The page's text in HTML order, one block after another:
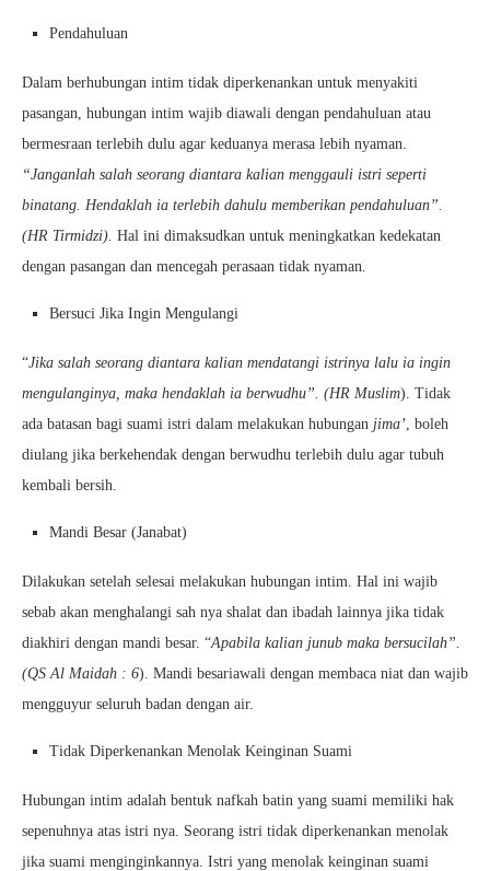
Pendahuluan
Dalam berhubungan intim tidak diperkenankan untuk menyakiti
pasangan, hubungan intim wajib diawali dengan pendahuluan atau
bermesraan terlebih dulu agar keduanya merasa lebih nyaman.
“Janganlah salah seorang diantara kalian menggauli istri seperti
binatang. Hendaklah ia terlebih dahulu memberikan pendahuluan”.
(HR Tirmidzi). Hal ini dimaksudkan untuk meningkatkan kedekatan
dengan pasangan dan mencegah perasaan tidak nyaman.
Bersuci Jika Ingin Mengulangi
“Jika salah seorang diantara kalian mendatangi istrinya lalu ia ingin
mengulanginya, maka hendaklah ia berwudhu”. (HR Muslim). Tidak
ada batasan bagi suami istri dalam melakukan hubungan jima’, boleh
diulang jika berkehendak dengan berwudhu terlebih dulu agar tubuh
kembali bersih.
Mandi Besar (Janabat)
Dilakukan setelah selesai melakukan hubungan intim. Hal ini wajib
sebab akan menghalangi sah nya shalat dan ibadah lainnya jika tidak
diakhiri dengan mandi besar. “Apabila kalian junub maka bersucilah”.
(QS Al Maidah : 6). Mandi besariawali dengan membaca niat dan wajib
mengguyur seluruh badan dengan air.
Tidak Diperkenankan Menolak Keinginan Suami
Hubungan intim adalah bentuk nafkah batin yang suami memiliki hak
sepenuhnya atas istri nya. Seorang istri tidak diperkenankan menolak
jika suami menginginkannya. Istri yang menolak keinginan suami